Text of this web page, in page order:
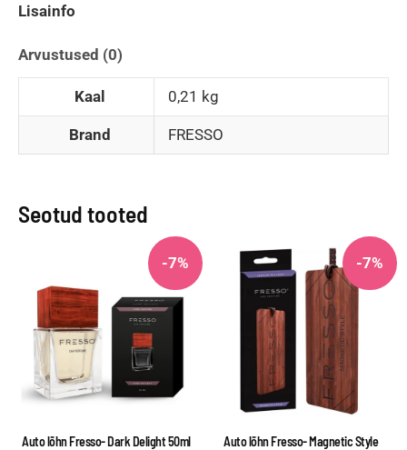
Lisainfo
Arvustused (0)
Kaal 0,21 kg
Brand FRESSO
Seotud tooted
-7%
Auto lõhn Fresso- Dark Delight 50ml
-7%
Auto lõhn Fresso- Magnetic Style